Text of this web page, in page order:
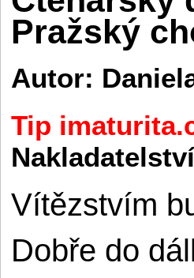
Pražský
Autor:
Tip
Vítězstvím
Dobře do